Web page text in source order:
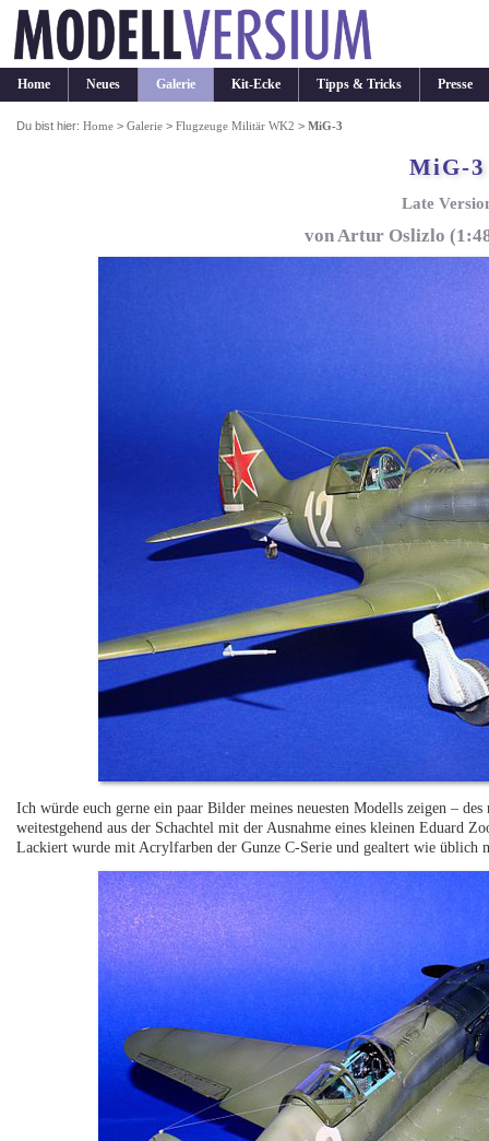
Home Neues Galerie Kit-Ecke Tipps & Tricks Presse
Du bist hier:Home >Galerie >Flugzeuge Militär WK2 >MiG-3
MiG-3
Late
von Artur Oslizlo
Ich würde euch gerne ein paar Bilder meines neuesten Modells zeigen –
weitestgehend aus der Schachtel mit der Ausnahme eines kleinen Eduard
Lackiert wurde mit Acrylfarben der Gunze C-Serie und gealtert wie üblich